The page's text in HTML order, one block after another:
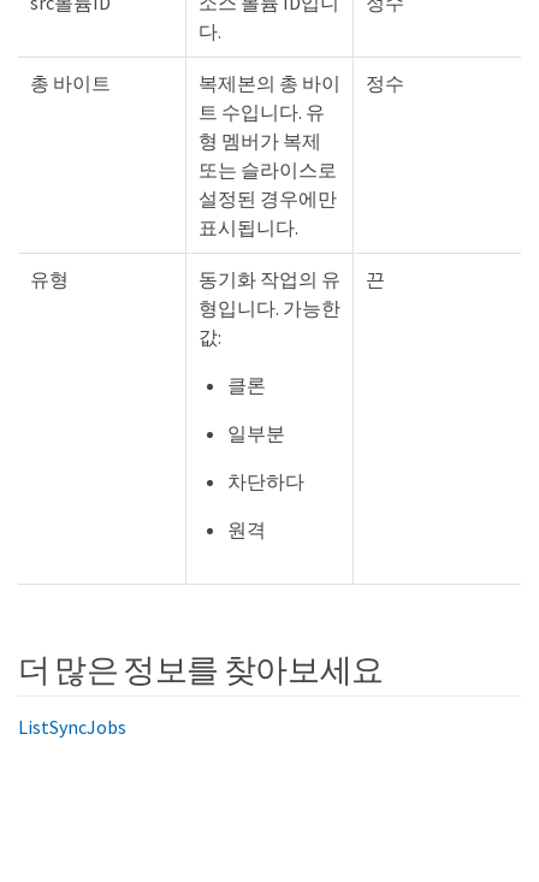
다.
총 바이트
복제본의 총 바이
트 수입니다. 유
형 멤버가 복제
또는 슬라이스로
설정된 경우에만
표시됩니다.
정수
유형
동기화 작업의 유
형입니다. 가능한
값:
클론
일부분
차단하다
원격
끈
더 많은 정보를 찾아보세요
ListSyncJobs